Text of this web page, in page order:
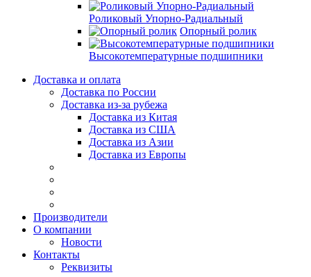
Роликовый Упорно-Радиальный
Опорный ролик
Высокотемпературные подшипники
Доставка и оплата
Доставка по России
Доставка из-за рубежа
Доставка из Китая
Доставка из США
Доставка из Азии
Доставка из Европы
Производители
О компании
Новости
Контакты
Реквизиты